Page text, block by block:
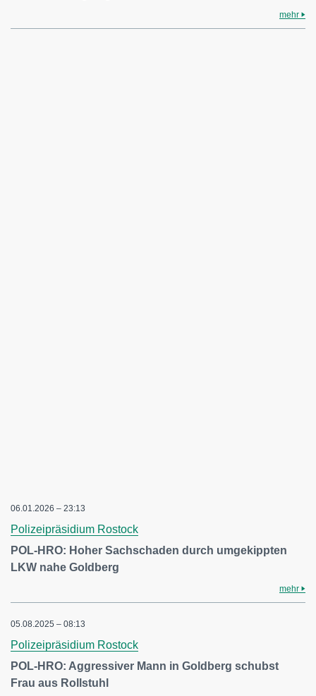
mehr
06.01.2026 – 23:13
Polizeipräsidium Rostock
POL-HRO: Hoher Sachschaden durch umgekippten
LKW nahe Goldberg
mehr
05.08.2025 – 08:13
Polizeipräsidium Rostock
POL-HRO: Aggressiver Mann in Goldberg schubst
Frau aus Rollstuhl